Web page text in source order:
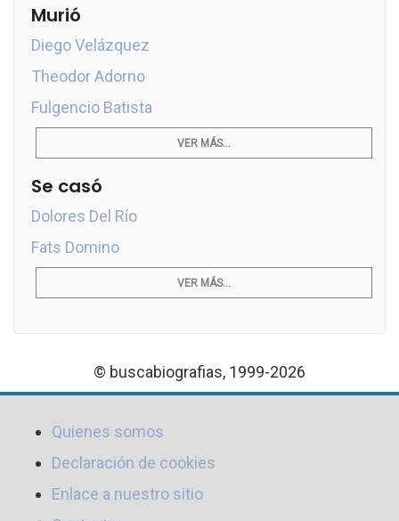
Murió
Diego Velázquez
Theodor Adorno
Fulgencio Batista
VER MÁS...
Se casó
Dolores Del Río
Fats Domino
VER MÁS...
© buscabiografias, 1999-2026
Quienes somos
Declaración de cookies
Enlace a nuestro sitio